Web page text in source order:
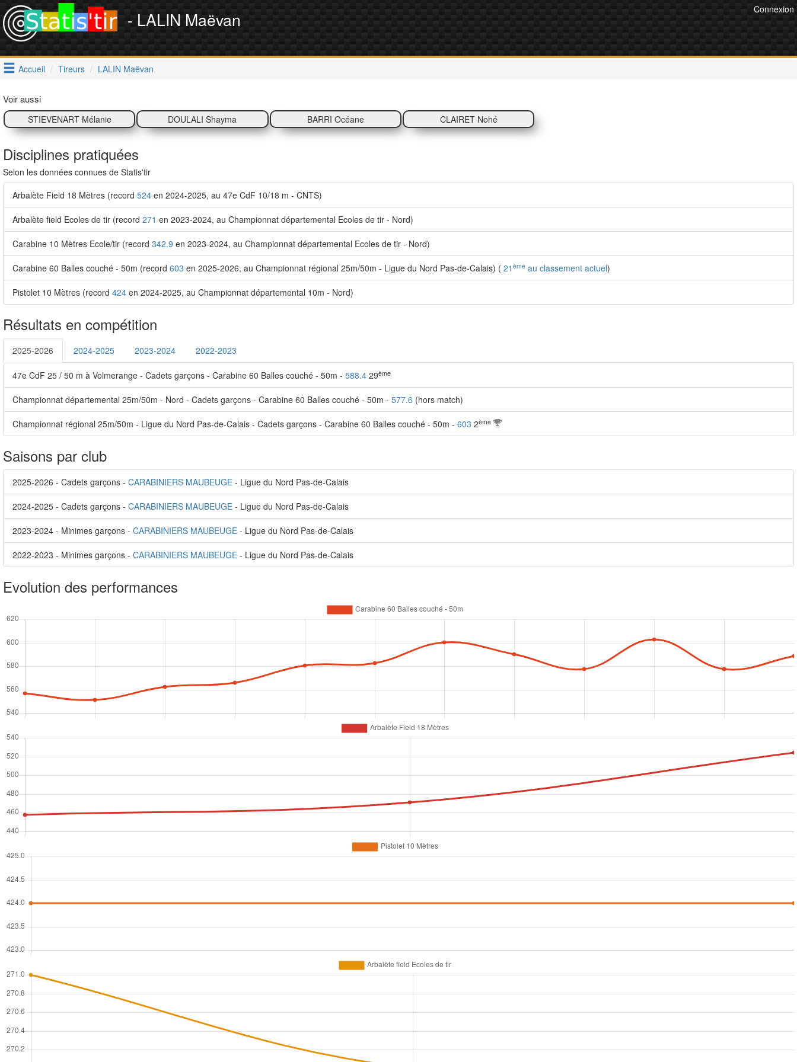
Connexion
- LALIN Maëvan
Accueil Tireurs LALIN Maëvan
Voir aussi
STIEVENART Mélanie DOULALI Shayma BARRI Océane CLAIRET Nohé
Disciplines pratiquées
Selon les données connues de Statis'tir
Arbalète Field 18 Mètres (record 524 en 2024-2025, au 47e CdF 10/18 m - CNTS)
Arbalète field Ecoles de tir (record 271 en 2023-2024, au Championnat départemental Ecoles de tir - Nord)
Carabine 10 Mètres Ecole/tir (record 342.9 en 2023-2024, au Championnat départemental Ecoles de tir - Nord)
Carabine 60 Balles couché - 50m (record 603 en 2025-2026, au Championnat régional 25m/50m - Ligue du Nord Pas-de-Calais) ( 21 ème au classement actuel)
Pistolet 10 Mètres (record 424 en 2024-2025, au Championnat départemental 10m - Nord)
Résultats en compétition
2025-2026 2024-2025 2023-2024 2022-2023
47e CdF 25 / 50 m à Volmerange - Cadets garçons - Carabine 60 Balles couché - 50m - 588.4 29ème
Championnat départemental 25m/50m - Nord - Cadets garçons - Carabine 60 Balles couché - 50m - 577.6 (hors match)
Championnat régional 25m/50m - Ligue du Nord Pas-de-Calais - Cadets garçons - Carabine 60 Balles couché - 50m - 603 2ème
Saisons par club
2025-2026 - Cadets garçons - CARABINIERS MAUBEUGE - Ligue du Nord Pas-de-Calais
2024-2025 - Cadets garçons - CARABINIERS MAUBEUGE - Ligue du Nord Pas-de-Calais
2023-2024 - Minimes garçons - CARABINIERS MAUBEUGE - Ligue du Nord Pas-de-Calais
2022-2023 - Minimes garçons - CARABINIERS MAUBEUGE - Ligue du Nord Pas-de-Calais
Evolution des performances